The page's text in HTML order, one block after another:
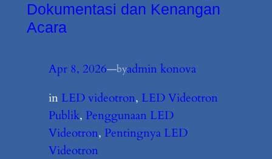
Dokumentasi dan Kenangan
Acara
Apr 8, 2026—byadmin konova
in LED videotron, LED Videotron
Publik, Penggunaan LED
Videotron, Pentingnya LED
Videotron